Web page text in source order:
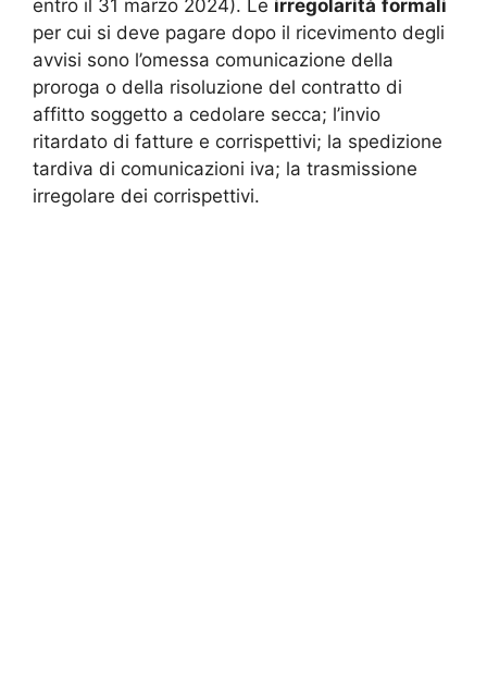
entro il 31 marzo 2024). Le irregolarità formali
per cui si deve pagare dopo il ricevimento degli
avvisi sono l’omessa comunicazione della
proroga o della risoluzione del contratto di
affitto soggetto a cedolare secca; l’invio
ritardato di fatture e corrispettivi; la spedizione
tardiva di comunicazioni iva; la trasmissione
irregolare dei corrispettivi.